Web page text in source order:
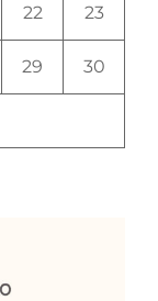
22 23
29 30